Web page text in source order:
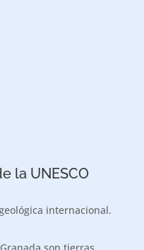
la UNESCO
internacional.